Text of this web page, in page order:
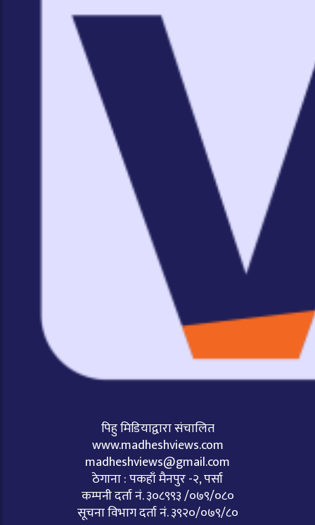
पिहु मिडियाद्वारा संचालित
www.madheshviews.com
madheshviews@gmail.com
ठेगाना : पकहाँ मैनपुर -२, पर्सा
कम्पनी दर्ता नं. ३०८९९३ /०७९/०८०
सूचना विभाग दर्ता नं. ३९२०/०७९/८०